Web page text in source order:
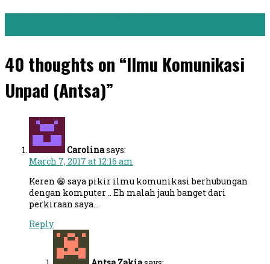
40 thoughts on “Ilmu Komunikasi
Unpad (Antsa)”
Carolinasays:
March 7, 2017 at 12:16 am
Keren 😁 saya pikir ilmu komunikasi berhubungan
dengan komputer .. Eh malah jauh banget dari
perkiraan saya…
Reply